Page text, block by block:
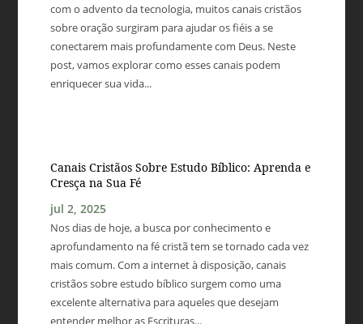
com o advento da tecnologia, muitos canais cristãos
sobre oração surgiram para ajudar os fiéis a se
conectarem mais profundamente com Deus. Neste
post, vamos explorar como esses canais podem
enriquecer sua vida...
Canais Cristãos Sobre Estudo Bíblico: Aprenda e
Cresça na Sua Fé
jul 2, 2025
Nos dias de hoje, a busca por conhecimento e
aprofundamento na fé cristã tem se tornado cada vez
mais comum. Com a internet à disposição, canais
cristãos sobre estudo bíblico surgem como uma
excelente alternativa para aqueles que desejam
entender melhor as Escrituras...